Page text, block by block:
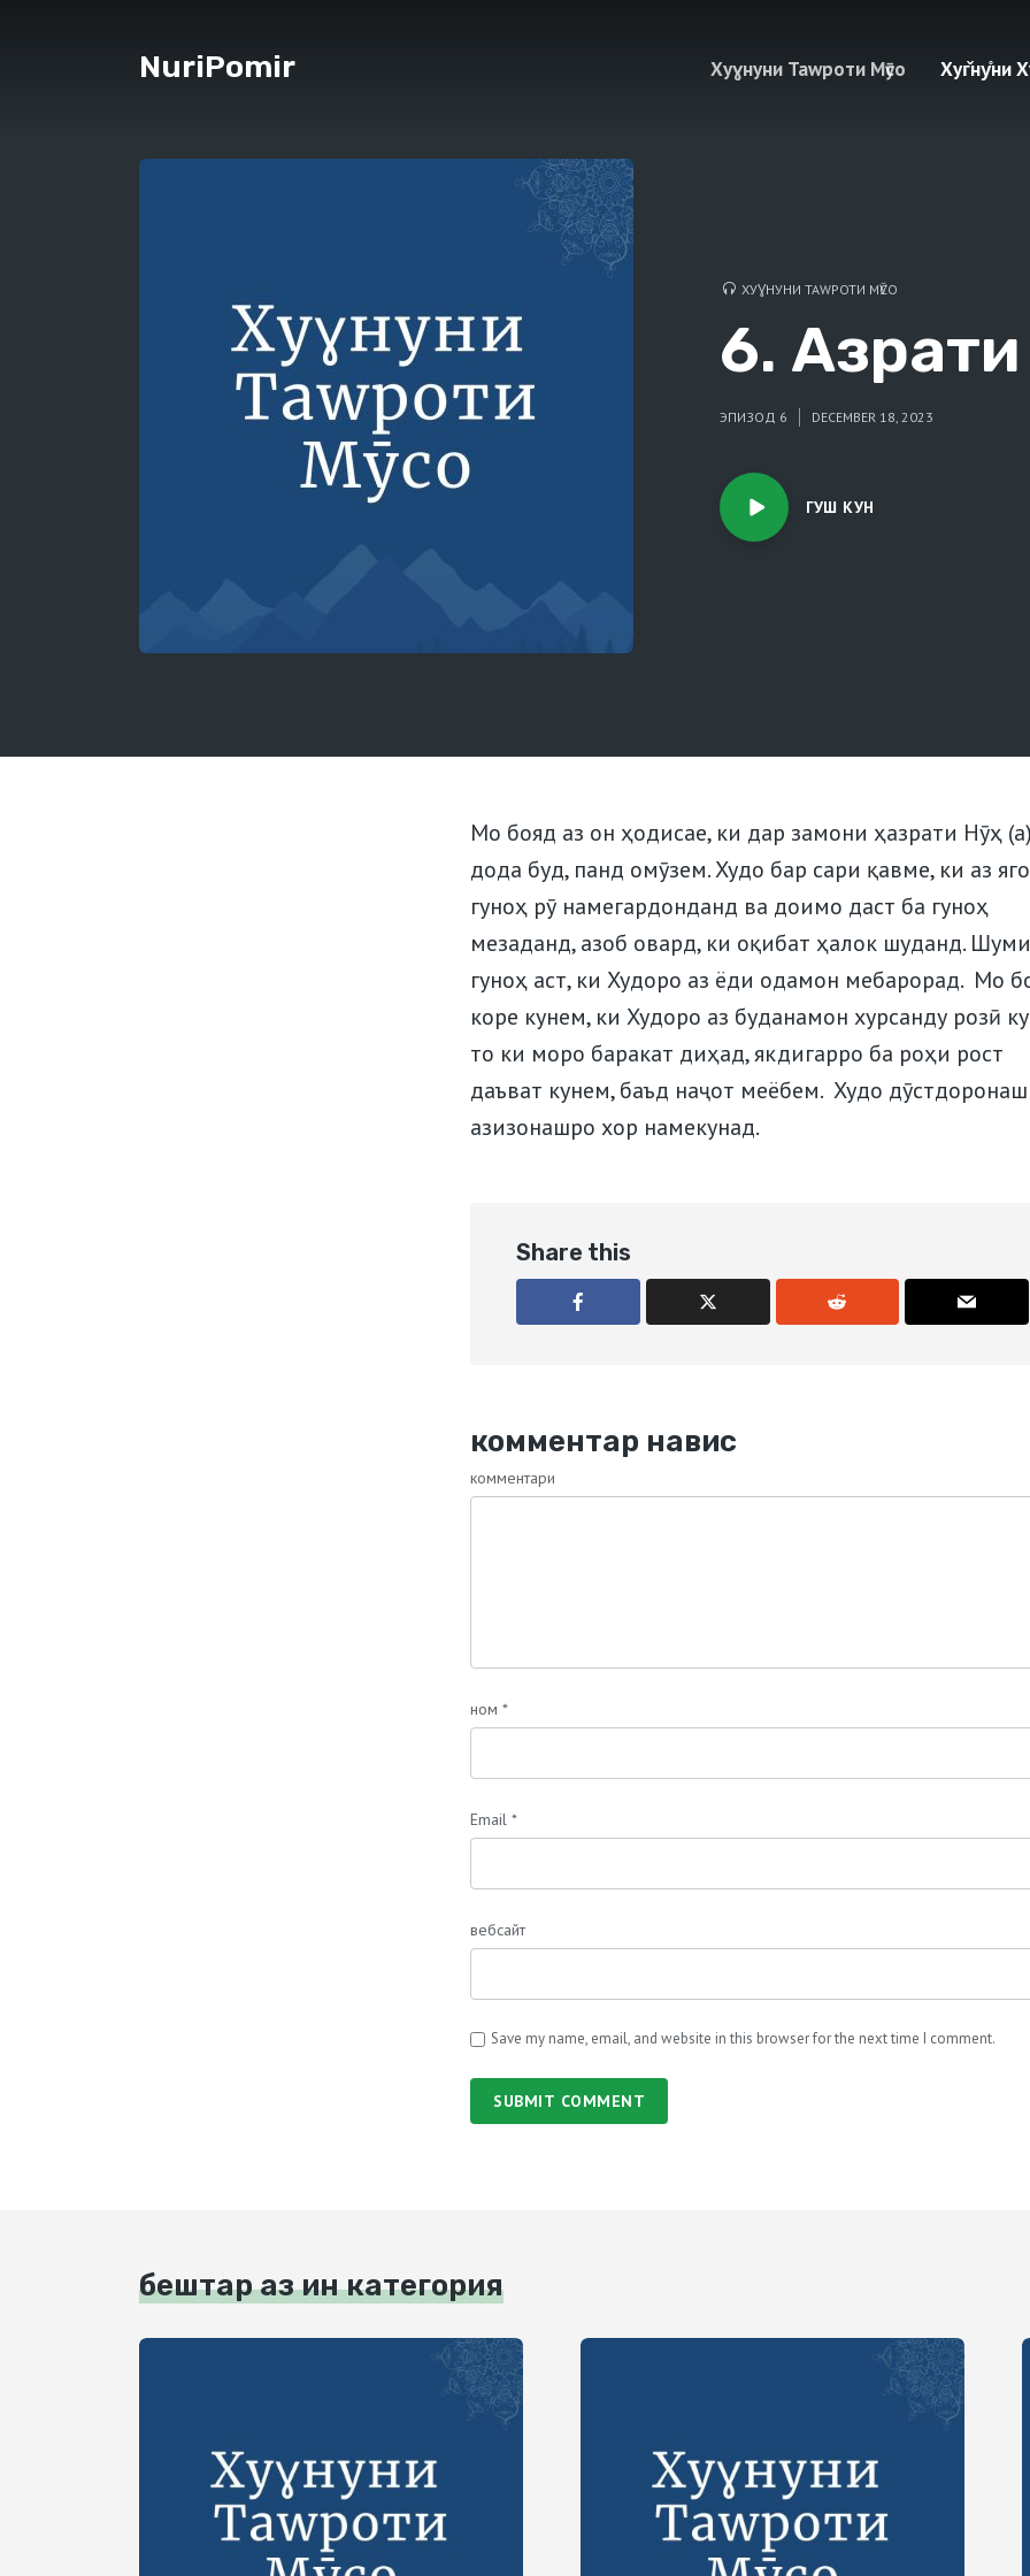
NuriPomir Хуɣнуни Таwроти Мӯсо Хуг̌ну̊ни
ХУƔНУНИ ТАWРОТИ МӮСО
6. Азрати
ЭПИЗОД 6 DECEMBER 18, 2023
ГУШ КУН
Мо бояд аз он ҳодисае, ки дар замони ҳазрати Нӯҳ
дода буд, панд омӯзем. Худо бар сари қавме, ки аз
гуноҳ рӯ намегардонданд ва доимо даст ба гуноҳ
мезаданд, азоб овард, ки оқибат ҳалок шуданд.
гуноҳ аст, ки Худоро аз ёди одамон мебарорад. Мо
коре кунем, ки Худоро аз буданамон хурсанду розӣ
то ки моро баракат диҳад, якдигарро ба роҳи рост
даъват кунем, баъд наҷот меёбем. Худо
азизонашро хор намекунад.
Share this
комментар навис
комментари
ном *
Email *
вебсайт
Save my name, email, and website in this browser for the next time I comment.
SUBMIT COMMENT
бештар аз ин категория